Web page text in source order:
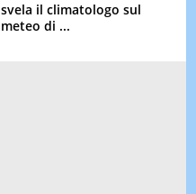
svela il climatologo sul
meteo di ...